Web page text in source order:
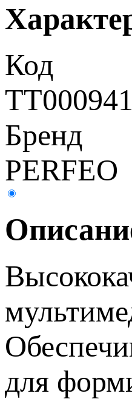
Код
Бренд
PERFEO
для